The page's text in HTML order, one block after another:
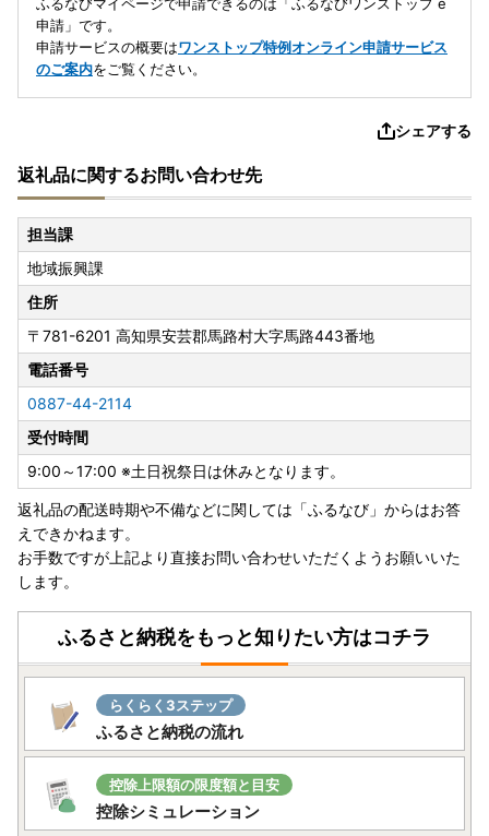
ふるなびマイページで申請できるのは「ふるなびワンストップ e
申請」です。
申請サービスの概要はワンストップ特例オンライン申請サービス
のご案内をご覧ください。
シェアする
返礼品に関するお問い合わせ先
担当課
地域振興課
住所
〒781-6201 高知県安芸郡馬路村大字馬路443番地
電話番号
0887-44-2114
受付時間
9:00～17:00 ※土日祝祭日は休みとなります。
返礼品の配送時期や不備などに関しては「ふるなび」からはお答
えできかねます。
お手数ですが上記より直接お問い合わせいただくようお願いいた
します。
ふるさと納税をもっと知りたい方はコチラ
らくらく3ステップ
ふるさと納税の流れ
控除上限額の限度額と目安
控除シミュレーション